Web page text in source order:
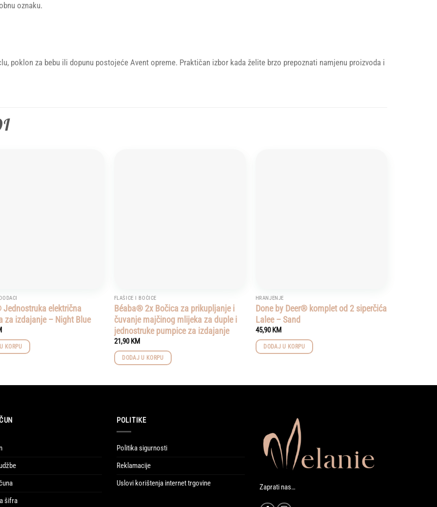
oznaku.
poklon za bebu ili dopunu postojeće Avent opreme. Praktičan izbor kada želite brzo prepoznati namjenu proizvoda i
električna
za izdajanje – Night Blue
KORPU
FLAŠICE I BOČICE
Béaba® 2x Bočica za prikupljanje i
čuvanje majčinog mlijeka za duple i
jednostruke pumpice za izdajanje
21,90KM
DODAJ U KORPU
HRANJENJE
Done by Deer® komplet od 2 siperčića
Lalee – Sand
45,90KM
DODAJ U KORPU
šifra
POLITIKE
Politika sigurnosti
Reklamacije
Uslovi korištenja internet trgovine
Zaprati nas…